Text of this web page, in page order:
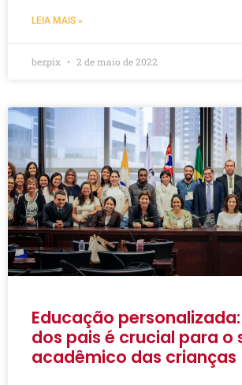
LEIA MAIS »
bezpix 2 de maio de 2022
Educação
dos pais é crucial para o
acadêmico das crianças